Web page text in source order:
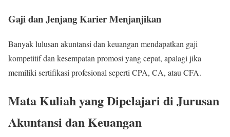
Gaji dan Jenjang Karier Menjanjikan
Banyak lulusan akuntansi dan keuangan mendapatkan gaji
kompetitif dan kesempatan promosi yang cepat, apalagi jika
memiliki sertifikasi profesional seperti CPA, CA, atau CFA.
Mata Kuliah yang Dipelajari di Jurusan
Akuntansi dan Keuangan